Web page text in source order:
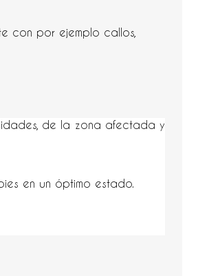
con por ejemplo callos,
de la zona afectada y
en un óptimo estado.